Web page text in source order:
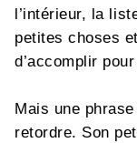
l’intérieur, la
petites choses
d’accomplir
Mais une
retordre. Son